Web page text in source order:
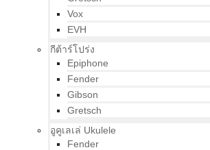
Vox
EVH
กีต้าร์โปร่ง
Epiphone
Fender
Gibson
Gretsch
อูคูเลเล่ Ukulele
Fender